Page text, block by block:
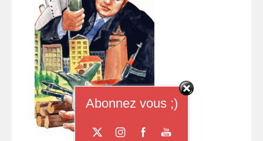
Abonnez vous ;)